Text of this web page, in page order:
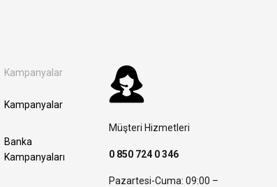
Kampanyalar
Kampanyalar
Banka
Kampanyaları
Müşteri Hizmetleri
0 850 724 0 346
Pazartesi-Cuma: 09:00 –